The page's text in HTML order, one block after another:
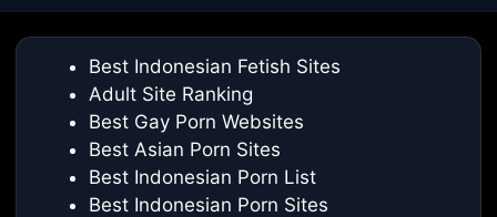
Best Indonesian Fetish Sites
Adult Site Ranking
Best Gay Porn Websites
Best Asian Porn Sites
Best Indonesian Porn List
Best Indonesian Porn Sites